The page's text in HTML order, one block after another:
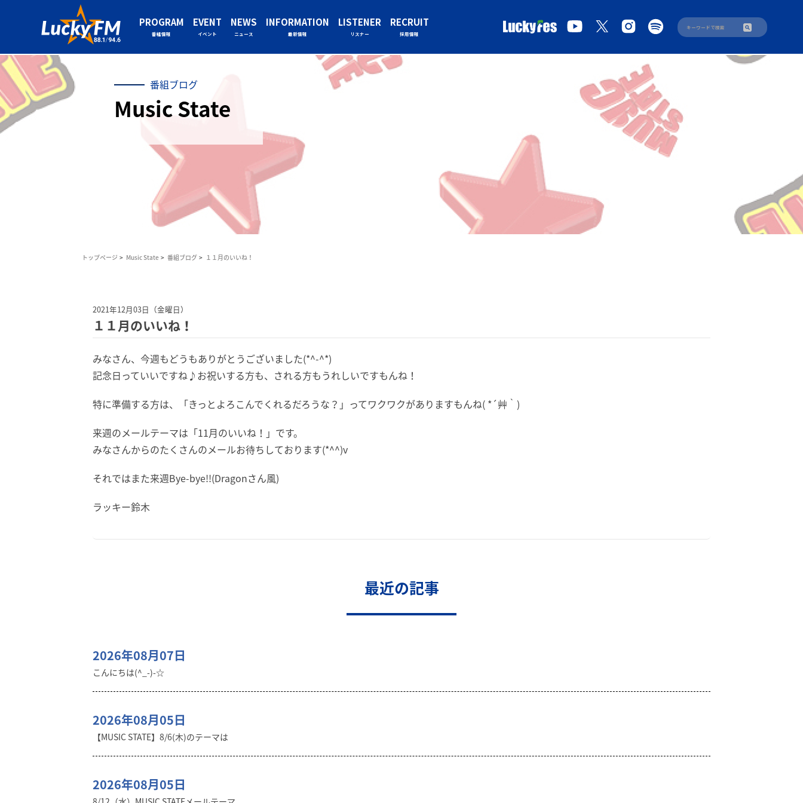
PROGRAM
番組情報
EVENT
イベント
NEWS
ニュース
INFORMATION
最新情報
LISTENER
リスナー
RECRUIT
採用情報
番組ブログ
Music State
トップページ Music State 番組ブログ １１月のいいね！
2021年12月03日（金曜日）
１１月のいいね！
みなさん、今週もどうもありがとうございました(*^-^*)
記念日っていいですね♪お祝いする方も、される方もうれしいですもんね！
特に準備する方は、「きっとよろこんでくれるだろうな？」ってワクワクがありますもんね( *´艸｀)
来週のメールテーマは「11月のいいね！」です。
みなさんからのたくさんのメールお待ちしております(*^^)v
それではまた来週Bye-bye!!(Dragonさん風)
ラッキー鈴木
最近の記事
2026年08月07日
こんにちは(^_-)-☆
2026年08月05日
【MUSIC STATE】8/6(木)のテーマは
2026年08月05日